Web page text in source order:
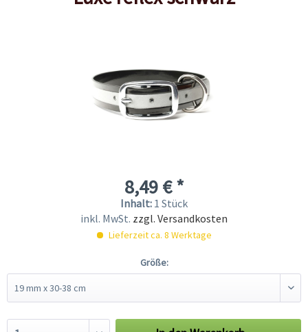
8,49 € *
Inhalt: 1 Stück
inkl. MwSt. zzgl. Versandkosten
Lieferzeit ca. 8 Werktage
Größe: